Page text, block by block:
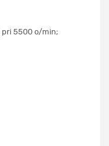
pri 5500 o/min;